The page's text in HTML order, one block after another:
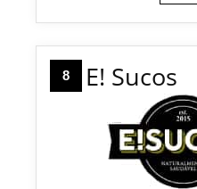
8 E! Sucos